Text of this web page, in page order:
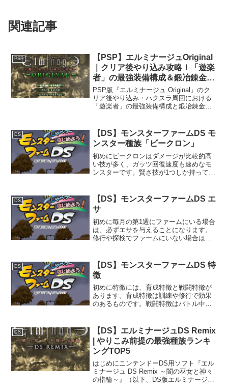
関連記事
PSP
【PSP】エルミナージュOriginal
｜クリア後やり込み攻略！「遊楽
者」の最強装備構成＆鍛冶錬金徹
底考察
PSP版『エルミナージュ Original』のク
リア後やり込み・ハクスラ周回における
「遊楽者」の最強装備構成と鍛冶錬金ビ
法、君主連携による状態異常対策まで詳
しく解説します
DS
【DS】モンスターファームDS モ
ンスター種族「ビークロン」
初めにビークロンはダメージが比較的高
い技が多く、ガッツ回復速度も速めなモ
ンスターです。賢さ技が1つしか持ってい
月に、モンスターをファームの大きな木
まで誘導し、黄色...
DS
【DS】モンスターファームDS エ
サ
初めに毎月の第1週にファームにいる場合
は、必ずエサを与えることになります。
修行や探検でファームにいない場合は、
が可能です。ゴハンヌキはデメリットが
大きいため、どうして...
DS
【DS】モンスターファームDS 特
徴
初めに特徴には、育成特徴と戦闘特徴が
あります。育成特徴は訓練や修行で効果
のあるものです。戦闘特徴はバトル中の
つまで保持可能です。基本的には新たに
特徴を獲得した際に古い...
DS
【DS】エルミナージュDS Remix
| やりこみ前提の最強種族ランキ
ングTOP5
はじめにニンテンドーDS用ソフト『エル
ミナージュ DS Remix ～闇の巫女と神々
の指輪～』（以下、DS版エルミナージュ